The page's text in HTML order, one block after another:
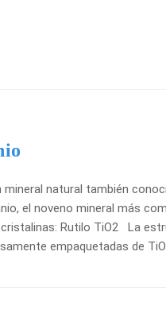
mineral natural también
el noveno mineral más
Rutilo TiO2 La
empaquetadas de